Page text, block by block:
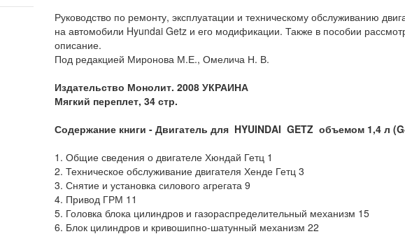
Руководство по ремонту, эксплуатации и техническому обслуживанию
на автомобили Hyundai Getz и его модификации. Также в пособии
описание.
Под редакцией Миронова М.Е., Омелича Н. В.
Издательство Монолит. 2008 УКРАИНА
Мягкий переплет, 34 стр.
Содержание книги - Двигатель для HYUINDAI GETZ объемом 1,4 л
1. Общие сведения о двигателе Хюндай Гетц 1
2. Техническое обслуживание двигателя Хенде Гетц 3
3. Снятие и установка силового агрегата 9
4. Привод ГРМ 11
5. Головка блока цилиндров и газораспределительный механизм 15
6. Блок цилиндров и кривошипно-шатунный механизм 22